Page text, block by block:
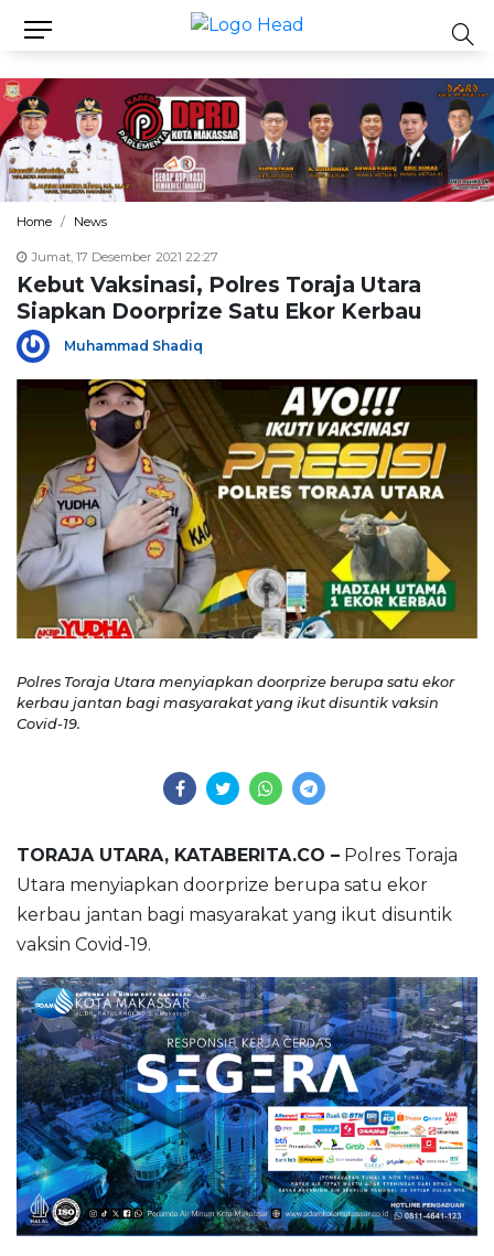
Home News
Jumat, 17 Desember 2021 22:27
Kebut Vaksinasi, Polres Toraja Utara
Siapkan Doorprize Satu Ekor Kerbau
Muhammad Shadiq
Polres Toraja Utara menyiapkan doorprize berupa satu ekor
kerbau jantan bagi masyarakat yang ikut disuntik vaksin
Covid-19.
TORAJA UTARA, KATABERITA.CO – Polres Toraja
Utara menyiapkan doorprize berupa satu ekor
kerbau jantan bagi masyarakat yang ikut disuntik
vaksin Covid-19.